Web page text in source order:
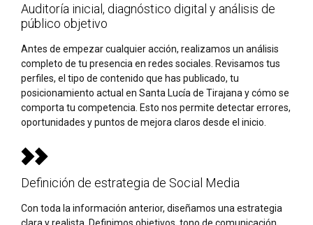
Auditoría inicial, diagnóstico digital y análisis de
público objetivo
Antes de empezar cualquier acción, realizamos un análisis
completo de tu presencia en redes sociales. Revisamos tus
perfiles, el tipo de contenido que has publicado, tu
posicionamiento actual en Santa Lucía de Tirajana y cómo se
comporta tu competencia. Esto nos permite detectar errores,
oportunidades y puntos de mejora claros desde el inicio.
Definición de estrategia de Social Media
Con toda la información anterior, diseñamos una estrategia
clara y realista. Definimos objetivos, tono de comunicación,